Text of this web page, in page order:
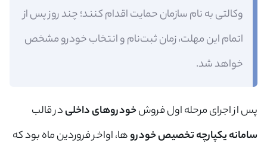
وکالتی به نام سازمان حمایت اقدام کنند؛ چند روز پس از
اتمام این مهلت، زمان ثبت‌نام و انتخاب خودرو مشخص
خواهد شد.
پس از اجرای مرحله اول فروشخودروهای داخلیدر قالب
سامانه یکپارچه تخصیص خودروها، اواخر فروردین ماه بود که